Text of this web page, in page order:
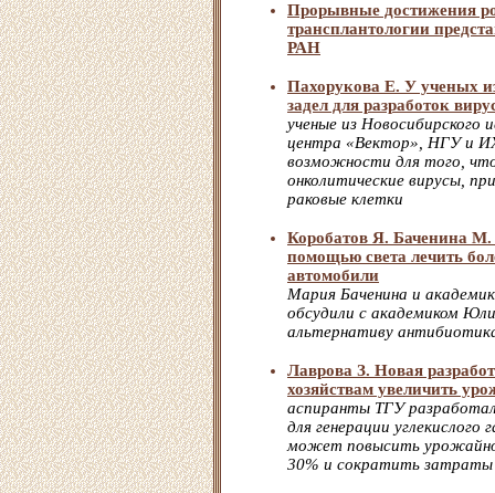
Прорывные достижения
трансплантологии
РАН
Пахорукова Е. У ученых
задел для разработок
ученые из Новосибирского
центра «Вектор», НГУ и
возможности для того,
онколитические вирусы,
раковые клетки
Коробатов Я. Баченина
помощью света лечить
автомобили
Мария Баченина и
обсудили с академиком
альтернативу
Лаврова З. Новая
хозяйствам увеличить
аспиранты ТГУ
для генерации углекислого
может повысить
30% и сократить затраты